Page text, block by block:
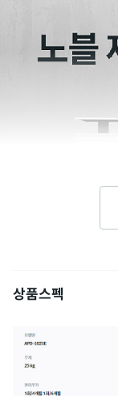
상품스펙